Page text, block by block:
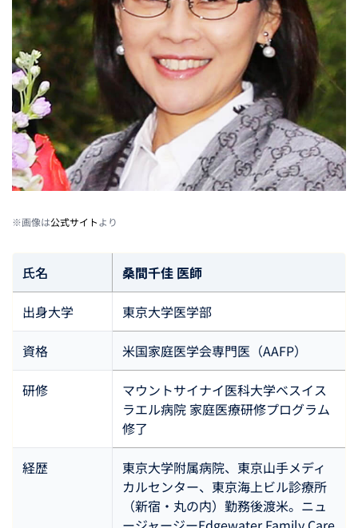
※画像は公式サイトより
氏名 桑間千佳 医師
出身大学 東京大学医学部
資格 米国家庭医学会専門医（AAFP）
研修
マウントサイナイ医科大学ベスイス
ラエル病院 家庭医療研修プログラム
修了
経歴
東京大学附属病院、東京山手メディ
カルセンター、東京海上ビル診療所
（新宿・丸の内）勤務後渡米。ニュ